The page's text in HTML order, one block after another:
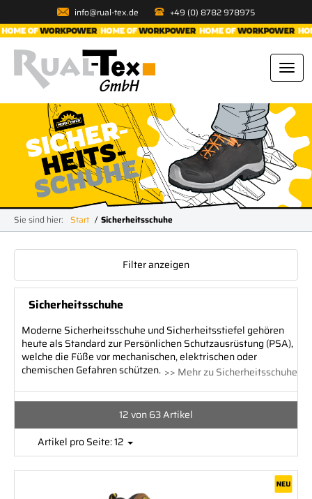
info@rual-tex.de +49 (0) 8782 978975
Sie sind hier: Start Sicherheitsschuhe
Filter anzeigen
Sicherheitsschuhe
Moderne Sicherheitsschuhe und Sicherheitsstiefel gehören
heute als Standard zur Persönlichen Schutzausrüstung (PSA),
welche die Füße vor mechanischen, elektrischen oder
chemischen Gefahren schützen. >> Mehr zu Sicherheitsschuhe
12 von 63 Artikel
Artikel pro Seite: 12